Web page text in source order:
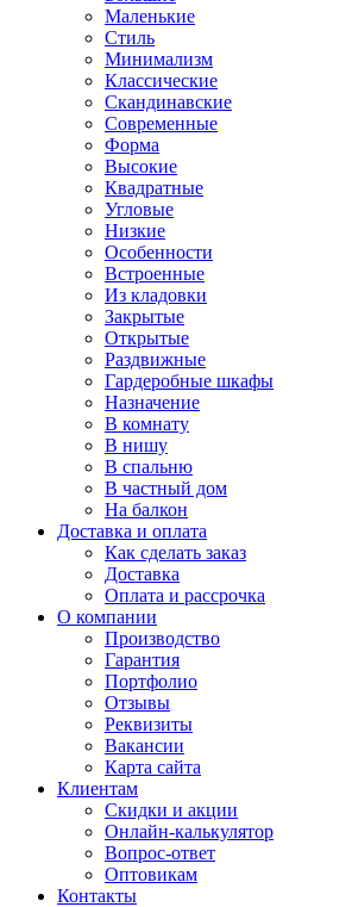
Маленькие
Стиль
Минимализм
Классические
Скандинавские
Современные
Форма
Высокие
Квадратные
Угловые
Низкие
Особенности
Встроенные
Из кладовки
Закрытые
Открытые
Раздвижные
Гардеробные шкафы
Назначение
В комнату
В нишу
В спальню
В частный дом
На балкон
Доставка и оплата
Как сделать заказ
Доставка
Оплата и рассрочка
О компании
Производство
Гарантия
Портфолио
Отзывы
Реквизиты
Вакансии
Карта сайта
Клиентам
Скидки и акции
Онлайн-калькулятор
Вопрос-ответ
Оптовикам
Контакты